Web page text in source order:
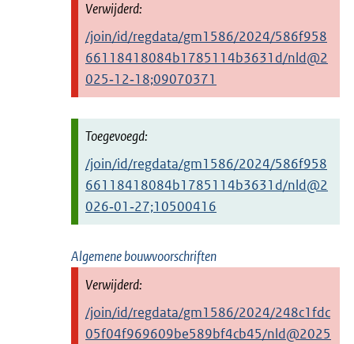
/join/id/regdata/gm1586/2024/586f958
66118418084b1785114b3631d/nld@2
025‑12‑18;09070371
/join/id/regdata/gm1586/2024/586f958
66118418084b1785114b3631d/nld@2
026‑01‑27;10500416
Algemene bouwvoorschriften
/join/id/regdata/gm1586/2024/248c1fdc
05f04f969609be589bf4cb45/nld@2025